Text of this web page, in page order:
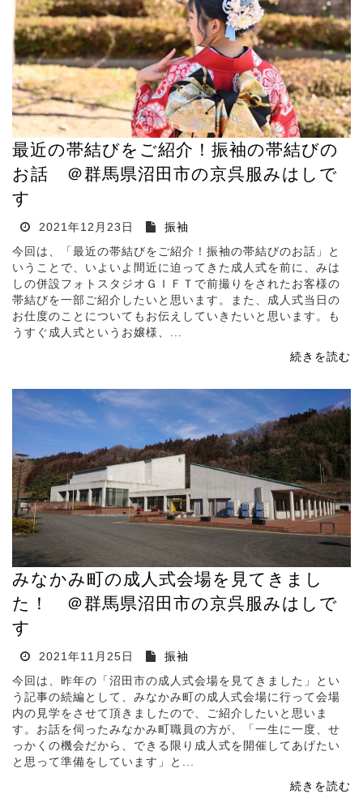
最近の帯結びをご紹介！振袖の帯結びの
お話 ＠群馬県沼田市の京呉服みはしで
す
2021年12月23日
振袖
今回は、「最近の帯結びをご紹介！振袖の帯結びのお話」と
いうことで、いよいよ間近に迫ってきた成人式を前に、みは
しの併設フォトスタジオＧＩＦＴで前撮りをされたお客様の
帯結びを一部ご紹介したいと思います。また、成人式当日の
お仕度のことについてもお伝えしていきたいと思います。も
うすぐ成人式というお嬢様、...
続きを読む
みなかみ町の成人式会場を見てきまし
た！ ＠群馬県沼田市の京呉服みはしで
す
2021年11月25日
振袖
今回は、昨年の「沼田市の成人式会場を見てきました」とい
う記事の続編として、みなかみ町の成人式会場に行って会場
内の見学をさせて頂きましたので、ご紹介したいと思いま
す。お話を伺ったみなかみ町職員の方が、「一生に一度、せ
っかくの機会だから、できる限り成人式を開催してあげたい
と思って準備をしています」と...
続きを読む